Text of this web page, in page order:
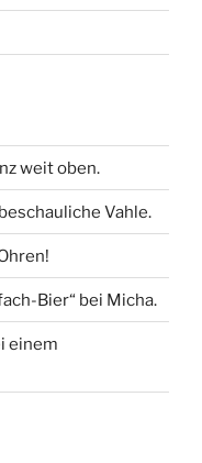
weit oben.
Vahle.
Bier“ bei Micha.
einem